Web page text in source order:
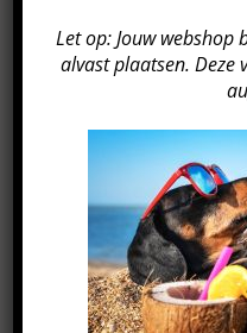
Beste tijdstip voor
Na je aanmelding
Let op: Jouw webshop
alvast plaatsen. Deze